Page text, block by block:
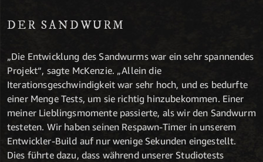
DER SANDWURM
„Die Entwicklung des Sandwurms war ein sehr spannendes
Projekt“, sagte McKenzie. „Allein die
Iterationsgeschwindigkeit war sehr hoch, und es bedurfte
einer Menge Tests, um sie richtig hinzubekommen. Einer
meiner Lieblingsmomente passierte, als wir den Sandwurm
testeten. Wir haben seinen Respawn-Timer in unserem
Entwickler-Build auf nur wenige Sekunden eingestellt.
Dies führte dazu, dass während unserer Studiotests